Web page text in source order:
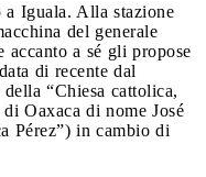
Iguala. Alla stazione
del generale
accanto a sé gli propose
di recente dal
“Chiesa cattolica,
Oaxaca di nome José
Pérez”) in cambio di